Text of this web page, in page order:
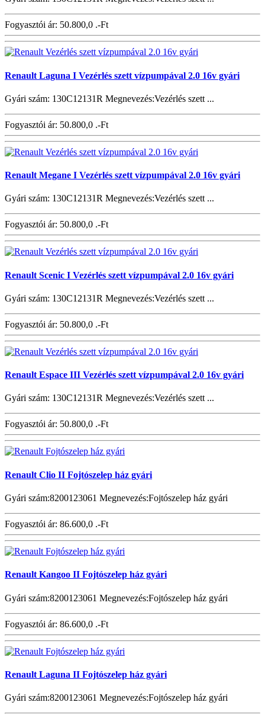
Fogyasztói ár: 50.800,0 .-Ft
Renault Laguna I Vezérlés szett vízpumpával 2.0 16v gyári
Gyári szám: 130C12131R Megnevezés:Vezérlés szett ...
Fogyasztói ár: 50.800,0 .-Ft
Renault Megane I Vezérlés szett vízpumpával 2.0 16v gyári
Gyári szám: 130C12131R Megnevezés:Vezérlés szett ...
Fogyasztói ár: 50.800,0 .-Ft
Renault Scenic I Vezérlés szett vízpumpával 2.0 16v gyári
Gyári szám: 130C12131R Megnevezés:Vezérlés szett ...
Fogyasztói ár: 50.800,0 .-Ft
Renault Espace III Vezérlés szett vízpumpával 2.0 16v gyári
Gyári szám: 130C12131R Megnevezés:Vezérlés szett ...
Fogyasztói ár: 50.800,0 .-Ft
Renault Clio II Fojtószelep ház gyári
Gyári szám:8200123061 Megnevezés:Fojtószelep ház gyári
Fogyasztói ár: 86.600,0 .-Ft
Renault Kangoo II Fojtószelep ház gyári
Gyári szám:8200123061 Megnevezés:Fojtószelep ház gyári
Fogyasztói ár: 86.600,0 .-Ft
Renault Laguna II Fojtószelep ház gyári
Gyári szám:8200123061 Megnevezés:Fojtószelep ház gyári